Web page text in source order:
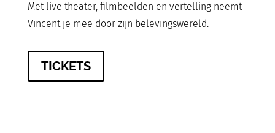
Met live theater, filmbeelden en vertelling neemt
Vincent je mee door zijn belevingswereld.
TICKETS